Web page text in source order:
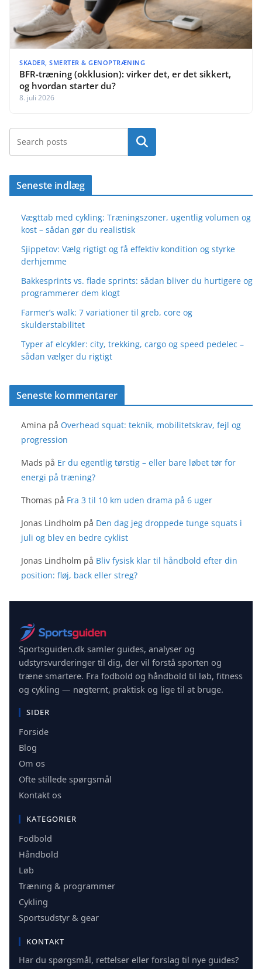
SKADER, SMERTER & GENOPTRÆNING
BFR-træning (okklusion): virker det, er det sikkert,
og hvordan starter du?
8. juli 2026
Søg
Seneste indlæg
Vægttab med cykling: Træningszoner, ugentlig volumen og
kost – sådan gør du realistisk
Sjippetov: Vælg rigtigt og få effektiv kondition og styrke
derhjemme
Bakkesprints vs. flade sprints: sådan bliver du hurtigere og
programmerer dem klogt
Farmer’s walk: 7 variationer til greb, core og
skulderstabilitet
Typer af elcykler: city, trekking, cargo og speed pedelec –
sådan vælger du rigtigt
Seneste kommentarer
Amina på Overhead squat: teknik, mobilitetskrav, fejl og
progression
Mads på Er du egentlig tørstig – eller bare løbet tør for
energi på træning?
Thomas på Fra 3 til 10 km uden drama på 6 uger
Jonas Lindholm på Den dag jeg droppede tunge squats i
juli og blev en bedre cyklist
Jonas Lindholm på Bliv fysisk klar til håndbold efter din
position: fløj, back eller streg?
Sportsguiden.dk samler guides, analyser og
udstyrsvurderinger til dig, der vil forstå sporten og
træne smartere. Fra fodbold og håndbold til løb, fitness
og cykling — nøgternt, praktisk og lige til at bruge.
SIDER
Forside
Blog
Om os
Ofte stillede spørgsmål
Kontakt os
KATEGORIER
Fodbold
Håndbold
Løb
Træning & programmer
Cykling
Sportsudstyr & gear
KONTAKT
Har du spørgsmål, rettelser eller forslag til nye guides?